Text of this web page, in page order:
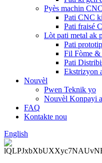
Pyès machin CNC
Pati CNC
Pati fraisé
Lòt pati metal ak
Pati
Fil Fòme &
Pati
Ekstrizyon
Nouvèl
Pwen Teknik yo
Nouvèl Konpayi
FAQ
Kontakte nou
English